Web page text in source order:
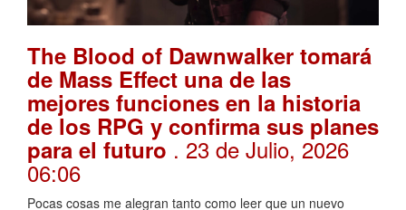
The Blood of Dawnwalker tomará
de Mass Effect una de las
mejores funciones en la historia
de los RPG y confirma sus planes
para el futuro . 23 de Julio, 2026
06:06
Pocas cosas me alegran tanto como leer que un nuevo